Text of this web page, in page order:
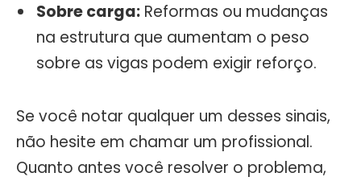
Sobre carga: Reformas ou mudanças
na estrutura que aumentam o peso
sobre as vigas podem exigir reforço.
Se você notar qualquer um desses sinais,
não hesite em chamar um profissional.
Quanto antes você resolver o problema,